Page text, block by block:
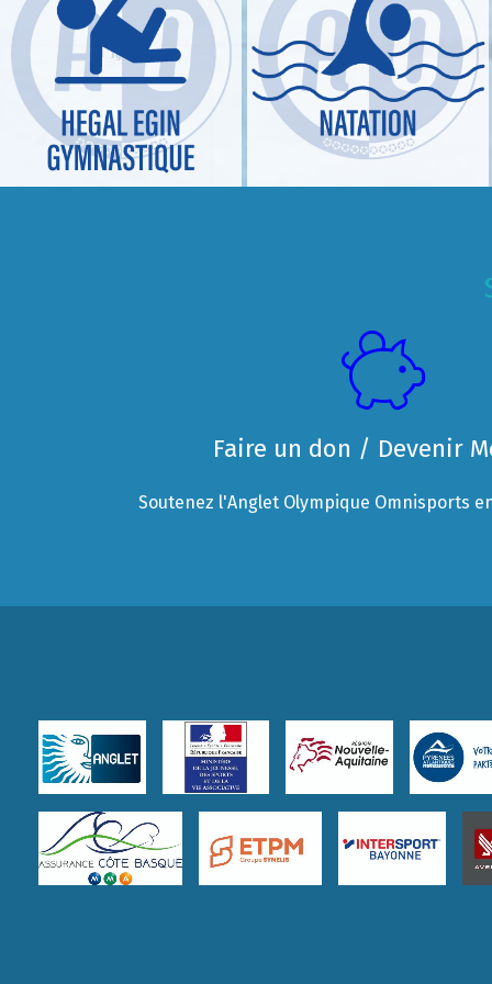
Faire un don / Devenir
Soutenez l'Anglet Olympique Omnisports